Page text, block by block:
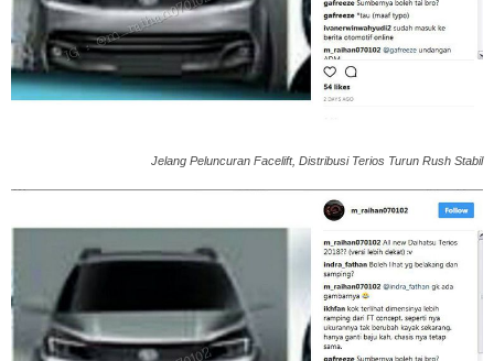
Jelang Peluncuran Facelift, Distribusi Terios Turun Rush Stabil